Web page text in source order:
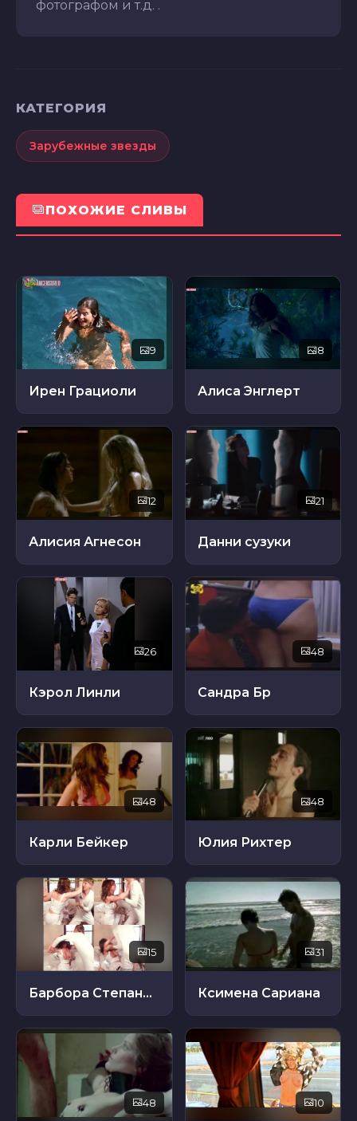
фотографом и т.д. .
КАТЕГОРИЯ
Зарубежные звезды
ПОХОЖИЕ СЛИВЫ
9
Ирен Грациоли
8
Алиса Энглерт
12
Алисия Агнесон
21
Данни сузуки
26
Кэрол Линли
48
Сандра Бр
48
Карли Бейкер
48
Юлия Рихтер
15
Барбора Степанова
31
Ксимена Сариана
48 10